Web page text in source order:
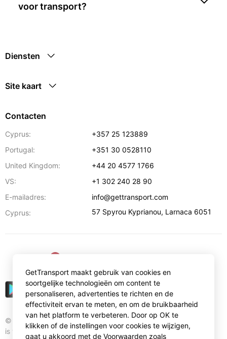
voor transport?
Diensten
Site kaart
Contacten
Cyprus:
+357 25 123889
Portugal:
+351 30 0528110
United Kingdom:
+44 20 4577 1766
VS:
+1 302 240 28 90
E-mailadres:
info@gettransport.com
Cyprus:
57 Spyrou Kyprianou, Larnaca 6051
© Gettransport International Limited. GetTransport®
is trademark of Gettransport International Limited.
GetTransport maakt gebruik van cookies en
soortgelijke technologieën om content te
personaliseren, advertenties te richten en de
effectiviteit ervan te meten, en om de bruikbaarheid
van het platform te verbeteren. Door op OK te
klikken of de instellingen voor cookies te wijzigen,
gaat u akkoord met de Voorwaarden zoals